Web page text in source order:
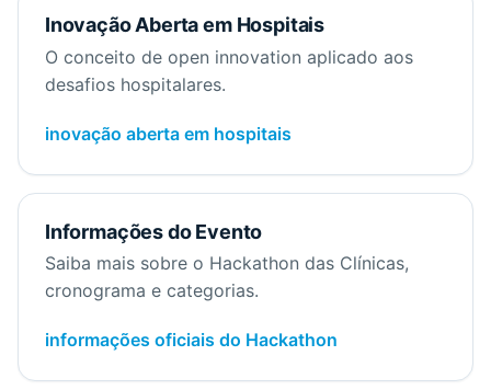
Inovação Aberta em Hospitais
O conceito de open innovation aplicado aos
desafios hospitalares.
inovação aberta em hospitais
Informações do Evento
Saiba mais sobre o Hackathon das Clínicas,
cronograma e categorias.
informações oficiais do Hackathon